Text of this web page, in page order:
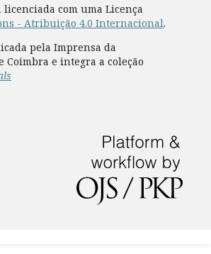
licenciada com uma Licença
- Atribuição 4.0 Internacional.
pela Imprensa da
Coimbra e integra a coleção